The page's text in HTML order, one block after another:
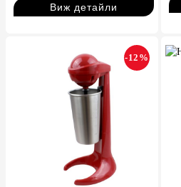
Виж детайли
-12%